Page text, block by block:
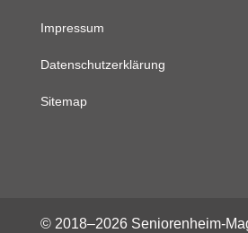
Impressum
Datenschutzerklärung
Sitemap
© 2018–2026Seniorenheim-